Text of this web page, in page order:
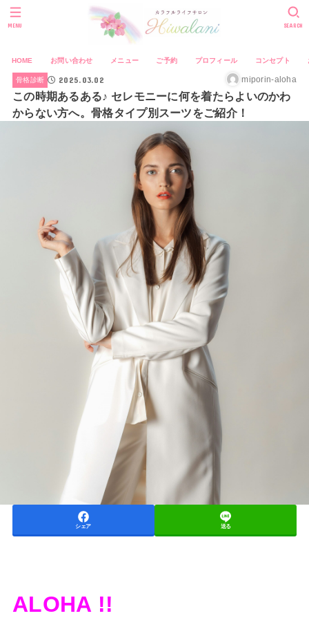
HOME お問い合わせ メニュー ご予約 プロフィール コンセプト
SEARCH
MENU
骨格診断 2025.03.02 miporin-aloha
この時期あるある♪ セレモニーに何を着たらよいのかわ
からない方へ。骨格タイプ別スーツをご紹介！
シェア 送る
ALOHA !!